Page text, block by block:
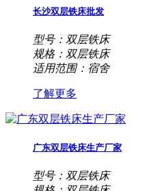
长沙双层铁床批发
型号：双层铁床
规格：双层铁床
适用范围：宿舍
了解更多
广东双层铁床生产厂家
型号：双层铁床